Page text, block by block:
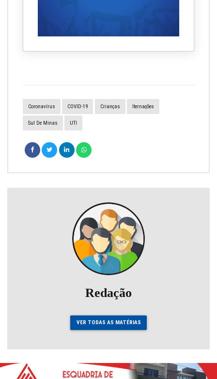
Coronavírus COVID-19 Crianças Iternações
Sul De Minas UTI
Redação
VER TODAS AS MATÉRIAS